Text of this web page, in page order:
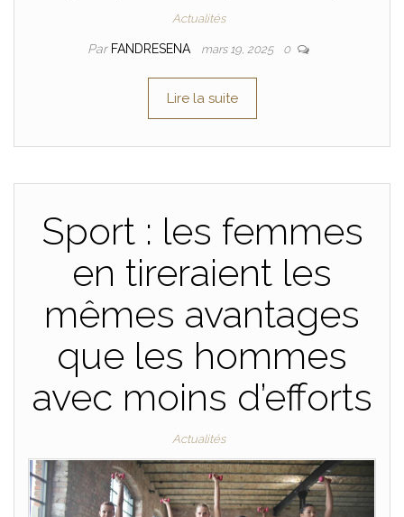
Actualités
Par FANDRESENA mars 19, 2025 0
Lire la suite
Sport : les femmes
en tireraient les
mêmes avantages
que les hommes
avec moins d’efforts
Actualités